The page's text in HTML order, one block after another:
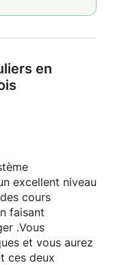
en
excellent niveau
cours
faisant
.Vous
ces deux